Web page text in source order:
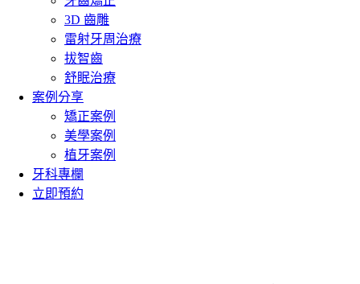
3D 齒雕
雷射牙周治療
拔智齒
舒眠治療
案例分享
矯正案例
美學案例
植牙案例
牙科專欄
立即預約